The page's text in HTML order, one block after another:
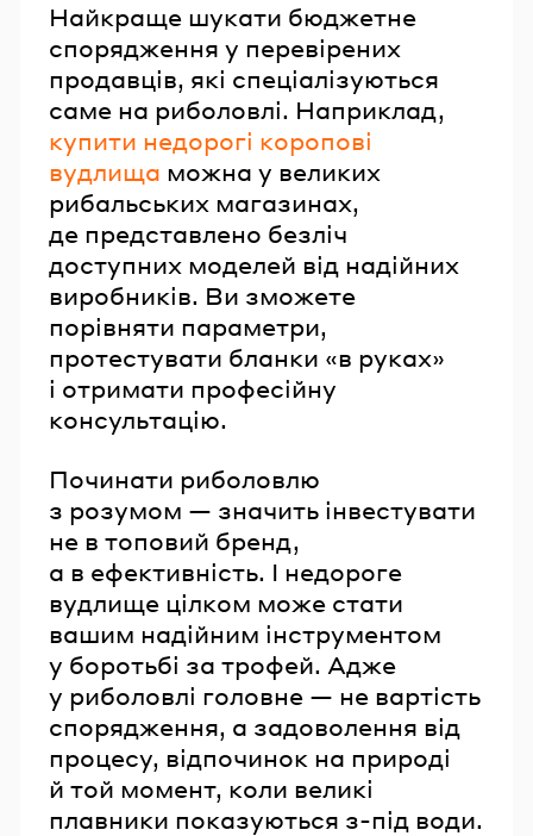
Найкраще шукати бюджетне
спорядження у перевірених
продавців, які спеціалізуються
саме на риболовлі. Наприклад,
купити недорогі коропові
вудлища можна у великих
рибальських магазинах,
де представлено безліч
доступних моделей від надійних
виробників. Ви зможете
порівняти параметри,
протестувати бланки «в руках»
і отримати професійну
консультацію.
Починати риболовлю
з розумом — значить інвестувати
не в топовий бренд,
а в ефективність. І недороге
вудлище цілком може стати
вашим надійним інструментом
у боротьбі за трофей. Адже
у риболовлі головне — не вартість
спорядження, а задоволення від
процесу, відпочинок на природі
й той момент, коли великі
плавники показуються з-під води.